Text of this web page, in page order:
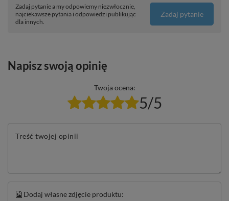
Zadaj pytanie a my odpowiemy niezwłocznie,
najciekawsze pytania i odpowiedzi publikując
dla innych.
Zadaj pytanie
Napisz swoją opinię
Twoja ocena:
5/5
Treść twojej opinii
Dodaj własne zdjęcie produktu: